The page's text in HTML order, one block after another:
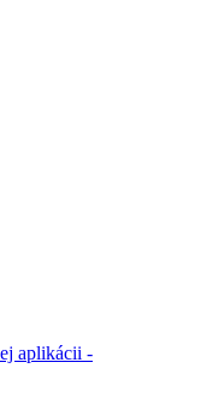
aplikácii -